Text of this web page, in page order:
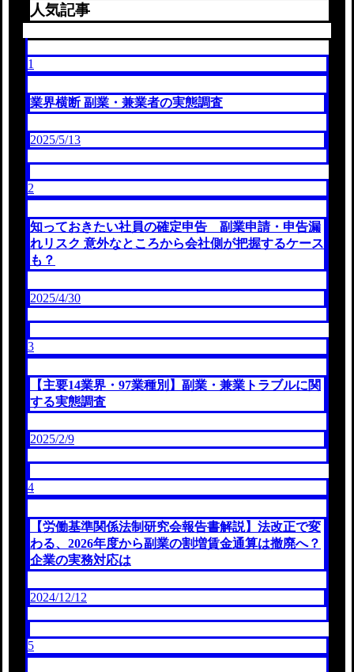
人気記事
1
業界横断 副業・兼業者の実態調査
2025/5/13
2
知っておきたい社員の確定申告 副業申請・申告漏
れリスク 意外なところから会社側が把握するケース
も？
2025/4/30
3
【主要14業界・97業種別】副業・兼業トラブルに関
する実態調査
2025/2/9
4
【労働基準関係法制研究会報告書解説】法改正で変
わる、2026年度から副業の割増賃金通算は撤廃へ？
企業の実務対応は
2024/12/12
5